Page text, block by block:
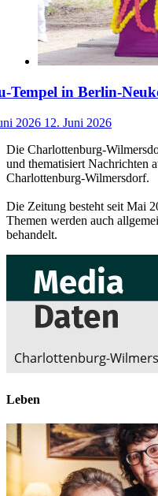
Tempel in Berlin-
2026 12. Juni 2026
Die Charlottenburg-
und thematisiert Nachrichten
Charlottenburg-Wilmersdorf.
Die Zeitung besteht seit Mai
Themen werden auch
behandelt.
Leben